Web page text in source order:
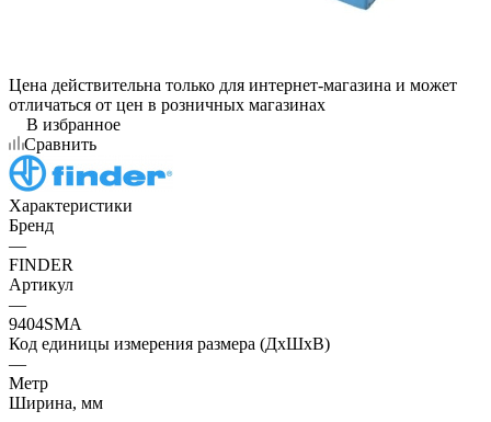
Цена действительна только для интернет-магазина и может
отличаться от цен в розничных магазинах
В избранное
Сравнить
Характеристики
Бренд
—
FINDER
Артикул
—
9404SMA
Код единицы измерения размера (ДхШхВ)
—
Метр
Ширина, мм